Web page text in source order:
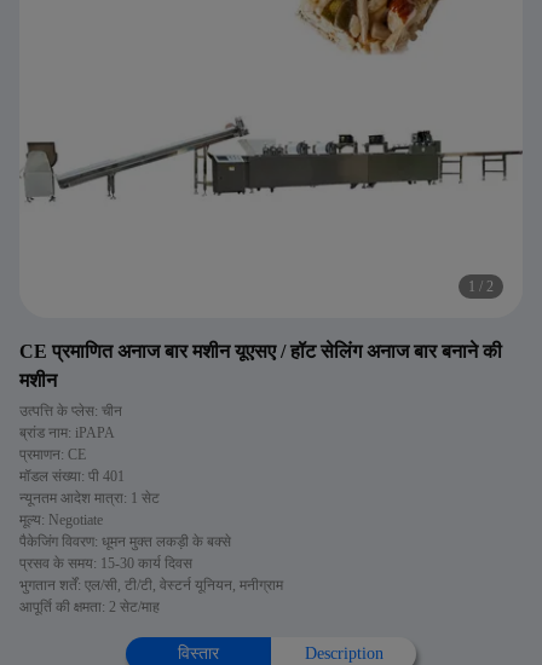
1 / 2
CE प्रमाणित अनाज बार मशीन यूएसए / हॉट सेलिंग अनाज बार बनाने की
मशीन
उत्पत्ति के प्लेस: चीन
ब्रांड नाम: iPAPA
प्रमाणन: CE
मॉडल संख्या: पी 401
न्यूनतम आदेश मात्रा: 1 सेट
मूल्य: Negotiate
पैकेजिंग विवरण: धूमन मुक्त लकड़ी के बक्से
प्रसव के समय: 15-30 कार्य दिवस
भुगतान शर्तें: एल/सी, टी/टी, वेस्टर्न यूनियन, मनीग्राम
आपूर्ति की क्षमता: 2 सेट/माह
विस्तार Description